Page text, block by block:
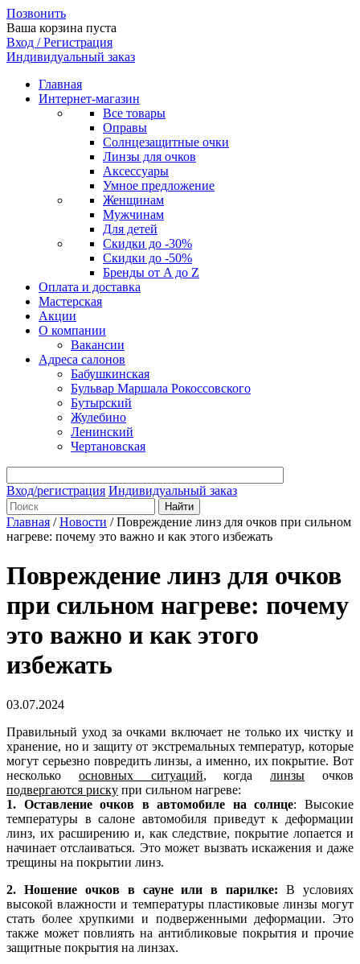
Позвонить
Ваша корзина пуста
Вход / Регистрация
Индивидуальный заказ
Главная
Интернет-магазин
Все товары
Оправы
Солнцезащитные очки
Линзы для очков
Аксессуары
Умное предложение
Женщинам
Мужчинам
Для детей
Скидки до -30%
Скидки до -50%
Бренды от A до Z
Оплата и доставка
Мастерская
Акции
О компании
Вакансии
Адреса салонов
Бабушкинская
Бульвар Маршала Рокоссовского
Бутырский
Жулебино
Ленинский
Чертановская
Вход/регистрация Индивидуальный заказ
Главная /Новости /Повреждение линз для очков при сильном
нагреве: почему это важно и как этого избежать
Повреждение линз для очков
при сильном нагреве: почему
это важно и как этого
избежать
03.07.2024
Правильный уход за очками включает не только их чистку и
хранение, но и защиту от экстремальных температур, которые
могут серьезно повредить линзы, а именно, их покрытие. Вот
несколько основных ситуаций, когдалинзы очков
подвергаются риску при сильном нагреве:
1. Оставление очков в автомобиле на солнце: Высокие
температуры в салоне автомобиля приведут к деформации
линз, их расширению и, как следствие, покрытие лопается и
начинает отслаиваться. Это может вызвать искажения и даже
трещины на покрытии линз.
2. Ношение очков в сауне или в парилке:В условиях
высокой влажности и температуры пластиковые линзы могут
стать более хрупкими и подверженными деформации. Это
также может повлиять на антибликовые покрытия и прочие
защитные покрытия на линзах.